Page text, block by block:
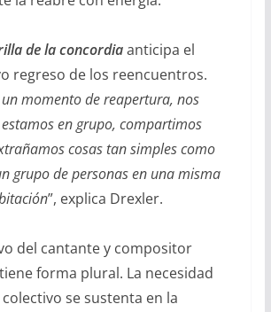
de la concordiaanticipa el
regreso de los reencuentros.
momento de reapertura, nos
en grupo, compartimos
cosas tan simples como
grupo de personas en una misma
”, explica Drexler.
del cantante y compositor
forma plural. La necesidad
se sustenta en la